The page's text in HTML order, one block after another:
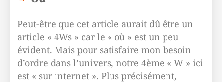
Peut-être que cet article aurait dû être un
article « 4Ws » car le « où » est un peu
évident. Mais pour satisfaire mon besoin
d’ordre dans l’univers, notre 4ème « W » ici
est « sur internet ». Plus précisément,